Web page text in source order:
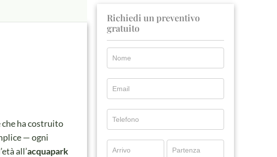
ha costruito
— ogni
all’acquapark
Richiedi un preventivo
gratuito